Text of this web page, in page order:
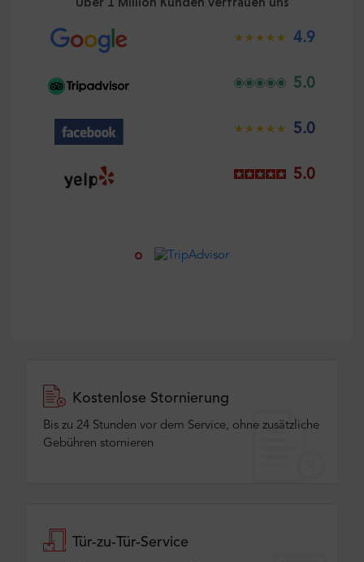
4.9
5.0
5.0
5.0
Kostenlose Stornierung
Bis zu 24 Stunden vor dem Service, ohne zusätzliche
Gebühren stornieren
Tür-zu-Tür-Service